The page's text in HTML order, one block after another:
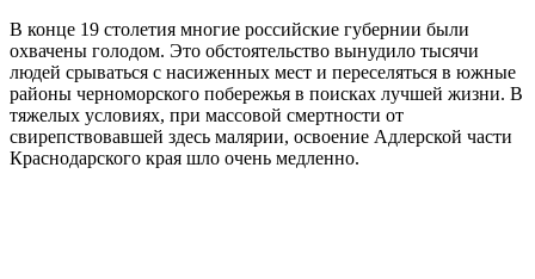
В конце 19 столетия многие российские губернии были
охвачены голодом. Это обстоятельство вынудило тысячи
людей срываться с насиженных мест и переселяться в южные
районы черноморского побережья в поисках лучшей жизни. В
тяжелых условиях, при массовой смертности от
свирепствовавшей здесь малярии, освоение Адлерской части
Краснодарского края шло очень медленно.